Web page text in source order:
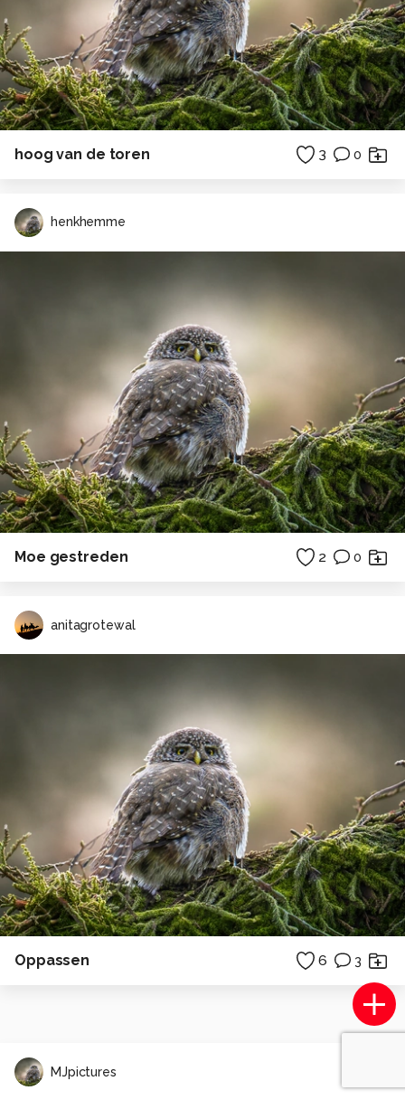
hoog van de toren 3 0
henkhemme
Moe gestreden 2 0
anitagrotewal
Oppassen 6 3
MJpictures